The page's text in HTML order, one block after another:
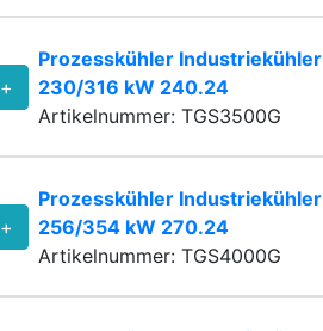
+
Prozesskühler Industriekühler
230/316 kW 240.24
Artikelnummer: TGS3500G
+
Prozesskühler Industriekühler
256/354 kW 270.24
Artikelnummer: TGS4000G